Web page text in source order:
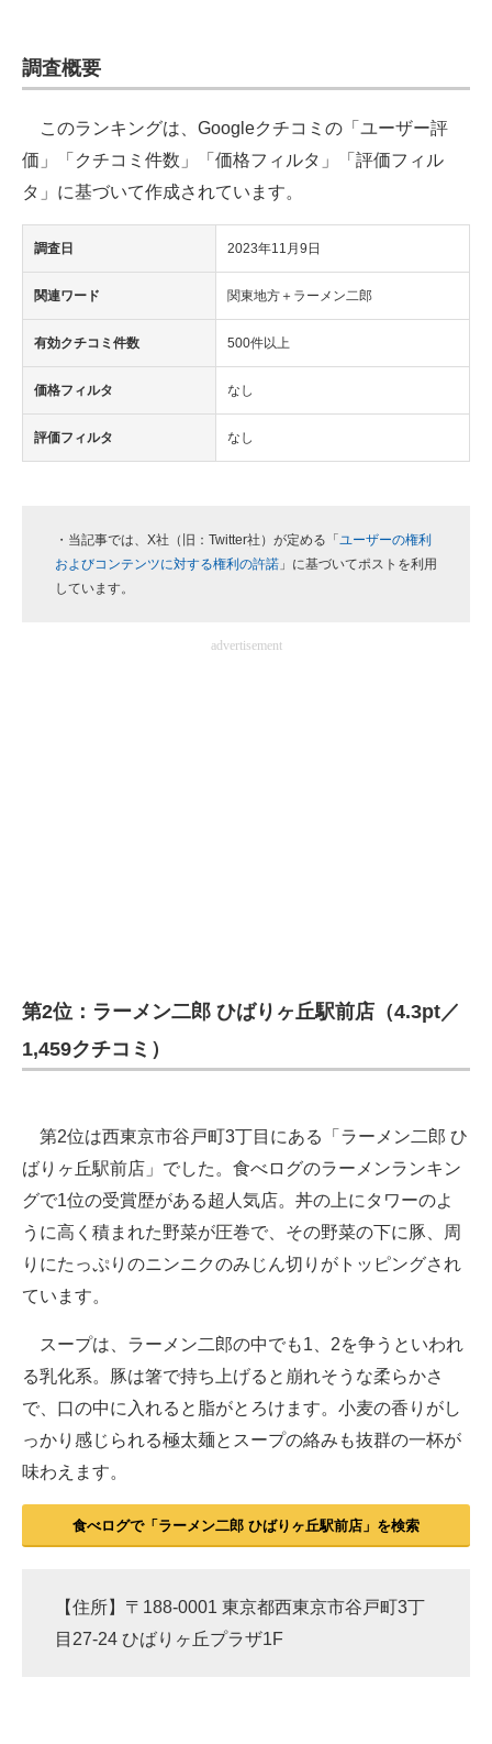
エネルギーの専門メディア
建設×テクノロジーの最前線
調査概要
このランキングは、Googleクチコミの「ユーザー評
価」「クチコミ件数」「価格フィルタ」「評価フィル
タ」に基づいて作成されています。
調査日 2023年11月9日
関連ワード 関東地方＋ラーメン二郎
有効クチコミ件数 500件以上
価格フィルタ なし
評価フィルタ なし
・当記事では、X社（旧：Twitter社）が定める「 ユーザーの権利
およびコンテンツに対する権利の許諾 」に基づいてポストを利用
しています。
advertisement
第2位：ラーメン二郎 ひばりヶ丘駅前店（4.3pt／
1,459クチコミ）
第2位は西東京市谷戸町3丁目にある「ラーメン二郎 ひ
ばりヶ丘駅前店」でした。食べログのラーメンランキン
グで1位の受賞歴がある超人気店。丼の上にタワーのよ
うに高く積まれた野菜が圧巻で、その野菜の下に豚、周
りにたっぷりのニンニクのみじん切りがトッピングされ
ています。
スープは、ラーメン二郎の中でも1、2を争うといわれ
る乳化系。豚は箸で持ち上げると崩れそうな柔らかさ
で、口の中に入れると脂がとろけます。小麦の香りがし
っかり感じられる極太麺とスープの絡みも抜群の一杯が
味わえます。
食べログで「ラーメン二郎 ひばりヶ丘駅前店」を検索
【住所】〒188-0001 東京都西東京市谷戸町3丁
目27-24 ひばりヶ丘プラザ1F